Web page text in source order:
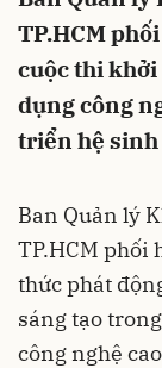
TP.HCM
cuộc thi
dụng công
triển hệ
Ban Quản lý
TP.HCM phối
thức phát
sáng tạo
công nghệ